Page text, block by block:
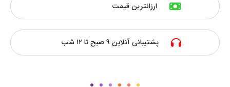
ارزانترین قیمت
پشتیبانی آنلاین ۹ صبح تا ۱۲ شب